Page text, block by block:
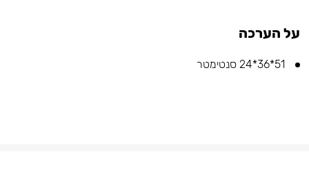
על הערכה
51*36*24 סנטימטר